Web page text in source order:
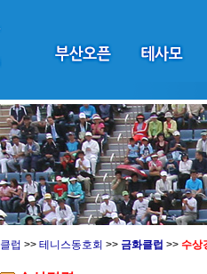
클럽 >> 테니스동호회 >> 금화클럽 >> 수상